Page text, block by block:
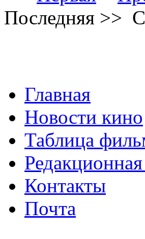
Последняя >>
Главная
Новости кино
Таблица
Контакты
Почта